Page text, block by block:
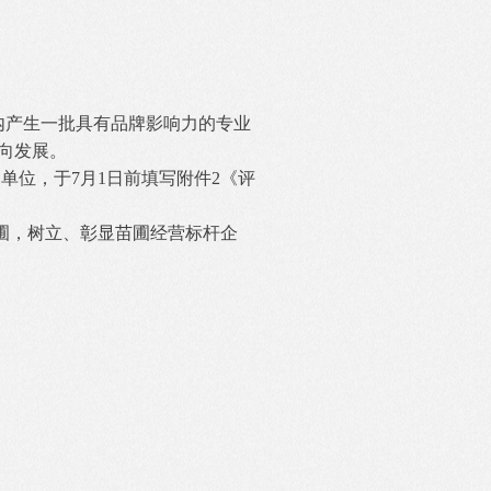
产生一批具有品牌影响力的专业
发展。
位，于7月1日前填写附件2《评
，树立、彰显苗圃经营标杆企